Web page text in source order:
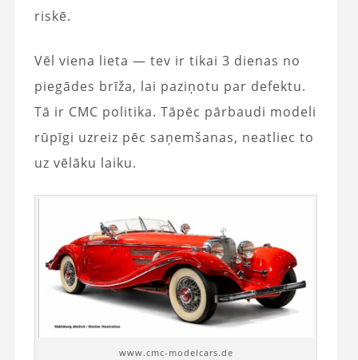
riskē.
Vēl viena lieta — tev ir tikai 3 dienas no
piegādes brīža, lai paziņotu par defektu.
Tā ir CMC politika. Tāpēc pārbaudi modeli
rūpīgi uzreiz pēc saņemšanas, neatliec to
uz vēlāku laiku.
www.cmc-modelcars.de